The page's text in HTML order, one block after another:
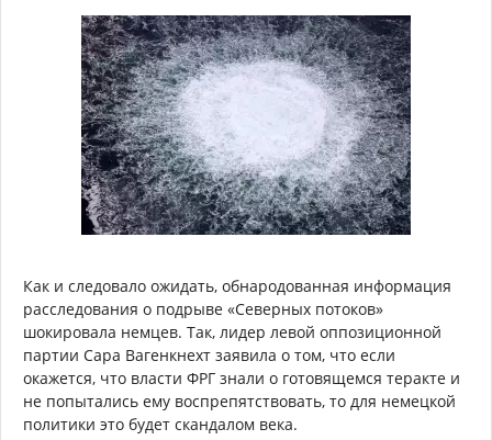
Как и следовало ожидать, обнародованная информация
расследования о подрыве «Северных потоков»
шокировала немцев. Так, лидер левой оппозиционной
партии Сара Вагенкнехт заявила о том, что если
окажется, что власти ФРГ знали о готовящемся теракте и
не попытались ему воспрепятствовать, то для немецкой
политики это будет скандалом века.